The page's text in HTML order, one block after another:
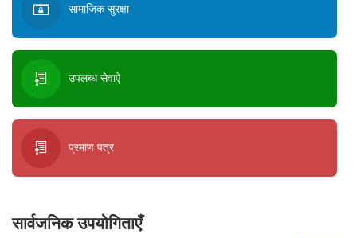
सामाजिक सुरक्षा
उपलब्ध सेवाऐ
प्रमाण पत्र
सार्वजनिक उपयोगिताएँ